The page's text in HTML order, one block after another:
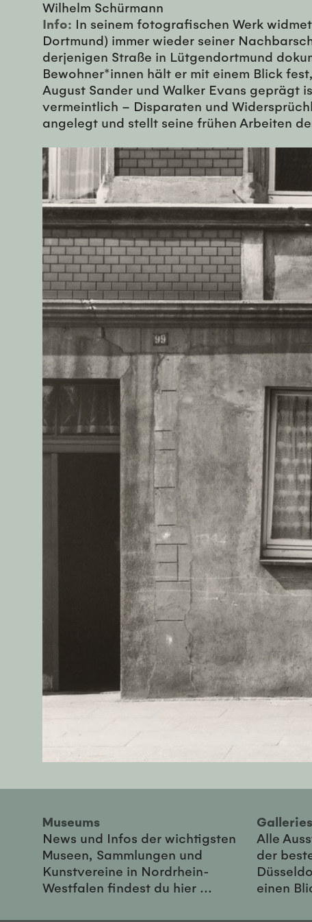
Wilhelm Schürmann
Info: In seinem fotografischen Werk
Dortmund) immer wieder seiner
derjenigen Straße in Lütgendortmund
Bewohner*innen hält er mit einem Blick
August Sander und Walker Evans geprägt
vermeintlich – Disparaten und
angelegt und stellt seine frühen Arbeiten
Museums
News und Infos der wichtigsten
Museen, Sammlungen und
Kunstvereine in Nordrhein-
Westfalen findest du hier ...
Galleries
Alle
der
einen